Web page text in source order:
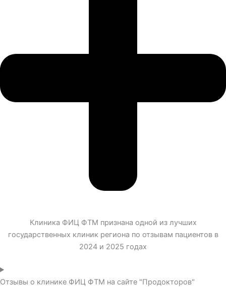
Клиника ФИЦ ФТМ признана одной из лучших
государственных клиник региона по отзывам пациентов в
2024 и 2025 годах
Отзывы о клинике ФИЦ ФТМ на сайте "Продокторов"